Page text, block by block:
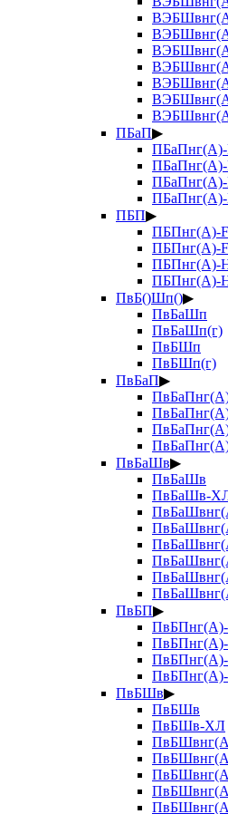
ПБаП▶
ПБаПнг(А)-
ПБП▶
ПБПнг(А)-
ПБПнг(А)-
ПБПнг(А)-
ПБПнг(А)-
ПвБ()Шп()▶
ПвБаШп
ПвБаШп(г)
ПвБШп
ПвБШп(г)
ПвБаП▶
ПвБаШв▶
ПвБаШв
ПвБаШв-
ПвБП▶
ПвБШв▶
ПвБШв
ПвБШв-ХЛ